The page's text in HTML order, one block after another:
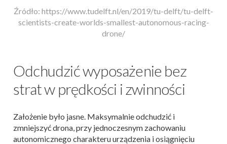
Źródło: https://www.tudelft.nl/en/2019/tu-delft/tu-delft-
scientists-create-worlds-smallest-autonomous-racing-
drone/
Odchudzić wyposażenie bez
strat w prędkości i zwinności
Założenie było jasne. Maksymalnie odchudzić i
zmniejszyć drona, przy jednoczesnym zachowaniu
autonomicznego charakteru urządzenia i osiągnięciu